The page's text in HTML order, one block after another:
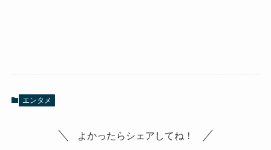
エンタメ
よかったらシェアしてね！